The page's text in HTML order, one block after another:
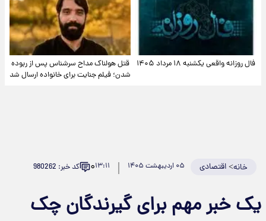
فال روزانه واقعی یکشنبه ۱۸ مرداد ۱۴۰۵
قتل هولناک مداح سرشناس پس از ربوده
شدن؛ فیلم جنایت برای خانواده ارسال شد
خانه>اقتصادی ۰۵ اردیبهشت ۱۴۰۵ ۱۳:۱۱۰ کد خبر: 980262
یک خبر مهم برای گیرندگان چک